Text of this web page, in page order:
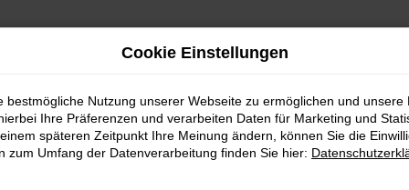
Cookie Einstellungen
bestmögliche Nutzung unserer Webseite zu ermöglichen und unsere
Ihre Präferenzen und verarbeiten Daten für Marketing und
späteren Zeitpunkt Ihre Meinung ändern, können Sie die
zum Umfang der Datenverarbeitung finden Sie hier: